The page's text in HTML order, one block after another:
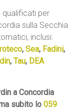
per
sulla Secchia
inclusi:
,Sea, Fadini,
,Tau, DEA
a Concordia
subito lo059